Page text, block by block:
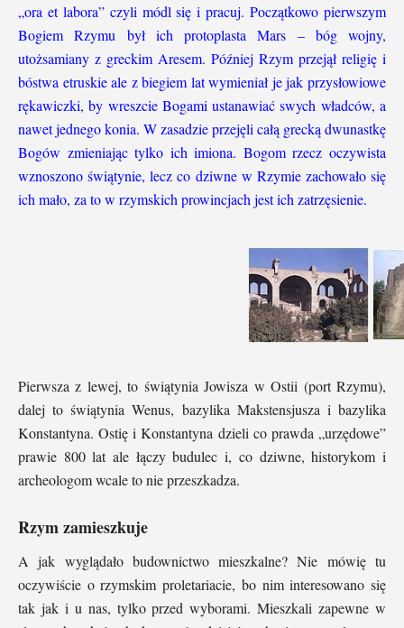
„ora et labora” czyli módl się i pracuj. Początkowo pierwszym
Bogiem Rzymu był ich protoplasta Mars – bóg wojny,
utożsamiany z greckim Aresem. Później Rzym przejął religię i
bóstwa etruskie ale z biegiem lat wymieniał je jak przysłowiowe
rękawiczki, by wreszcie Bogami ustanawiać swych władców, a
nawet jednego konia. W zasadzie przejęli całą grecką dwunastkę
Bogów zmieniając tylko ich imiona. Bogom rzecz oczywista
wznoszono świątynie, lecz co dziwne w Rzymie zachowało się
ich mało, za to w rzymskich prowincjach jest ich zatrzęsienie.
Pierwsza z lewej, to świątynia Jowisza w Ostii (port Rzymu),
dalej to świątynia Wenus, bazylika Makstensjusza i bazylika
Konstantyna. Ostię i Konstantyna dzieli co prawda „urzędowe”
prawie 800 lat ale łączy budulec i, co dziwne, historykom i
archeologom wcale to nie przeszkadza.
Rzym zamieszkuje
A jak wyglądało budownictwo mieszkalne? Nie mówię tu
oczywiście o rzymskim proletariacie, bo nim interesowano się
tak jak i u nas, tylko przed wyborami. Mieszkali zapewne w